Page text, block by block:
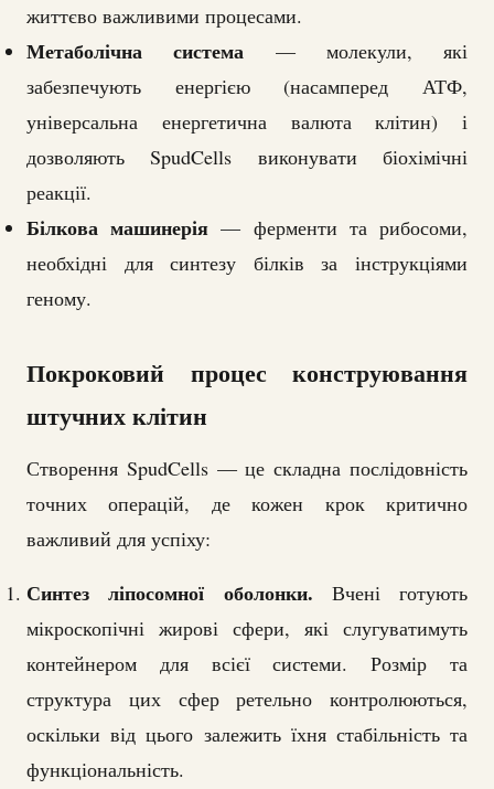
життєво важливими процесами.
Метаболічна система — молекули, які
забезпечують енергією (насамперед АТФ,
універсальна енергетична валюта клітин) і
дозволяють SpudCells виконувати біохімічні
реакції.
Білкова машинерія — ферменти та рибосоми,
необхідні для синтезу білків за інструкціями
геному.
Покроковий процес конструювання
штучних клітин
Створення SpudCells — це складна послідовність
точних операцій, де кожен крок критично
важливий для успіху:
Синтез ліпосомної оболонки. Вчені готують
мікроскопічні жирові сфери, які слугуватимуть
контейнером для всієї системи. Розмір та
структура цих сфер ретельно контролюються,
оскільки від цього залежить їхня стабільність та
функціональність.